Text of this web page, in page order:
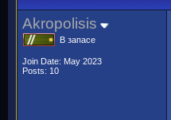
Akropolisis
В запасе
Join Date: May 2023
Posts: 10